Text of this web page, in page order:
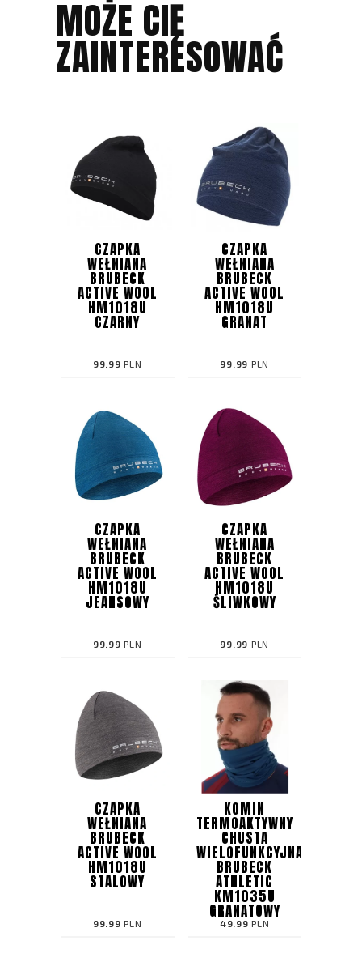
MOŻE CIĘ
ZAINTERESOWAĆ
CZAPKA
WEŁNIANA
BRUBECK
ACTIVE WOOL
HM1018U
CZARNY
99.99 PLN
CZAPKA
WEŁNIANA
BRUBECK
ACTIVE WOOL
HM1018U
GRANAT
99.99 PLN
CZAPKA
WEŁNIANA
BRUBECK
ACTIVE WOOL
HM1018U
JEANSOWY
99.99 PLN
CZAPKA
WEŁNIANA
BRUBECK
ACTIVE WOOL
HM1018U
ŚLIWKOWY
99.99 PLN
CZAPKA
WEŁNIANA
BRUBECK
ACTIVE WOOL
HM1018U
STALOWY
99.99 PLN
KOMIN
TERMOAKTYWNY
CHUSTA
WIELOFUNKCYJNA
BRUBECK
ATHLETIC
KM1035U
GRANATOWY
49.99 PLN